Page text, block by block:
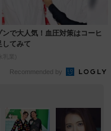
ンで大人気！血圧対策はコーヒ
してみて
乳業)
Recommended by